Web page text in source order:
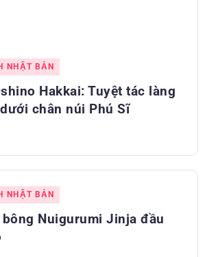
NHẬT BẢN
Hakkai: Tuyệt tác làng
chân núi Phú Sĩ
NHẬT BẢN
Nuigurumi Jinja đầu